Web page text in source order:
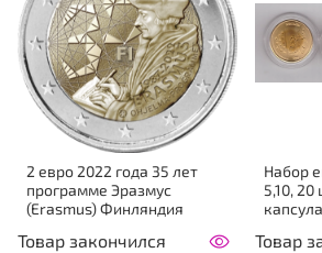
2 евро 2022 года 35 лет
программе Эразмус
(Erasmus) Финляндия
Товар закончился
Набор
5,10, 20
Товар